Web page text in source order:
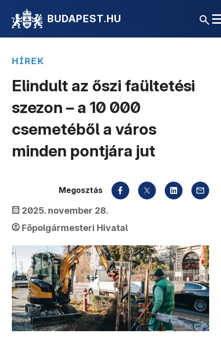
BUDAPEST.HU
HÍREK
Elindult az őszi faültetési
szezon – a 10 000
csemetéből a város
minden pontjára jut
2025. november 28.
Főpolgármesteri Hivatal
Megosztás